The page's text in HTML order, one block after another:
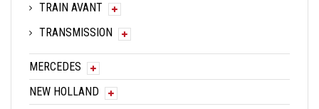
TRAIN AVANT
TRANSMISSION
MERCEDES
NEW HOLLAND